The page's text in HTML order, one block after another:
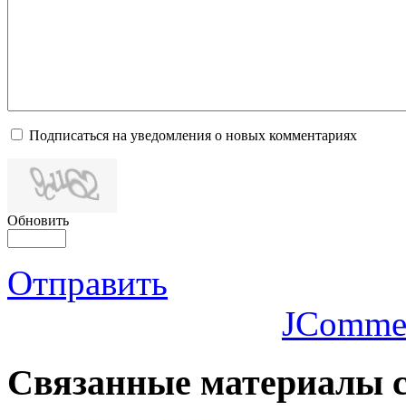
Подписаться на уведомления о новых комментариях
Обновить
Отправить
Связанные материалы